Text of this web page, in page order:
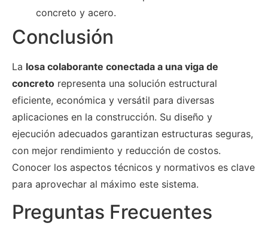
concreto y acero.
Conclusión
La losa colaborante conectada a una viga de
concreto representa una solución estructural
eficiente, económica y versátil para diversas
aplicaciones en la construcción. Su diseño y
ejecución adecuados garantizan estructuras seguras,
con mejor rendimiento y reducción de costos.
Conocer los aspectos técnicos y normativos es clave
para aprovechar al máximo este sistema.
Preguntas Frecuentes